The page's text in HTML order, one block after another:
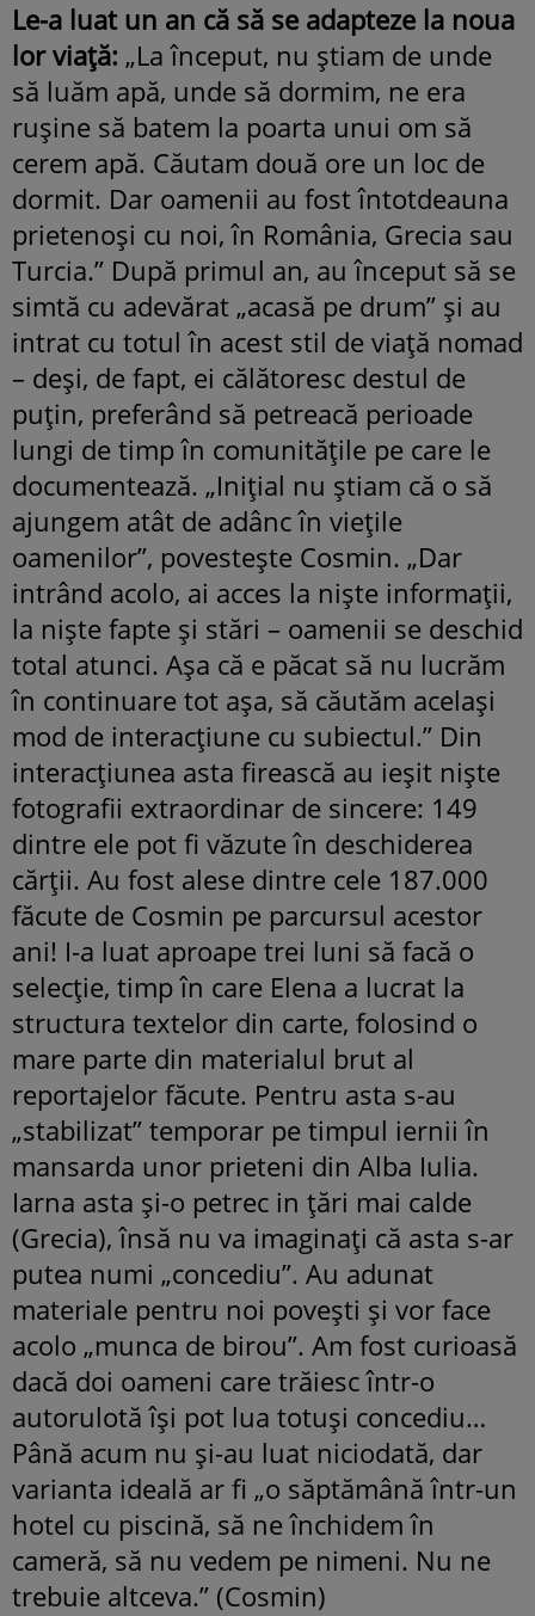
Le-a luat un an că să se adapteze la noua
lor viață: „La început, nu știam de unde
să luăm apă, unde să dormim, ne era
rușine să batem la poarta unui om să
cerem apă. Căutam două ore un loc de
dormit. Dar oamenii au fost întotdeauna
prietenoși cu noi, în România, Grecia sau
Turcia.” După primul an, au început să se
simtă cu adevărat „acasă pe drum” și au
intrat cu totul în acest stil de viață nomad
– deși, de fapt, ei călătoresc destul de
puțin, preferând să petreacă perioade
lungi de timp în comunitățile pe care le
documentează. „Inițial nu știam că o să
ajungem atât de adânc în viețile
oamenilor”, povestește Cosmin. „Dar
intrând acolo, ai acces la niște informații,
la niște fapte și stări – oamenii se deschid
total atunci. Așa că e păcat să nu lucrăm
în continuare tot așa, să căutăm același
mod de interacțiune cu subiectul.” Din
interacțiunea asta firească au ieșit niște
fotografii extraordinar de sincere: 149
dintre ele pot fi văzute în deschiderea
cărții. Au fost alese dintre cele 187.000
făcute de Cosmin pe parcursul acestor
ani! I-a luat aproape trei luni să facă o
selecție, timp în care Elena a lucrat la
structura textelor din carte, folosind o
mare parte din materialul brut al
reportajelor făcute. Pentru asta s-au
„stabilizat” temporar pe timpul iernii în
mansarda unor prieteni din Alba Iulia.
Iarna asta și-o petrec in țări mai calde
(Grecia), însă nu va imaginați că asta s-ar
putea numi „concediu”. Au adunat
materiale pentru noi povești și vor face
acolo „munca de birou”. Am fost curioasă
dacă doi oameni care trăiesc într-o
autorulotă își pot lua totuși concediu…
Până acum nu și-au luat niciodată, dar
varianta ideală ar fi „o săptămână într-un
hotel cu piscină, să ne închidem în
cameră, să nu vedem pe nimeni. Nu ne
trebuie altceva.” (Cosmin)